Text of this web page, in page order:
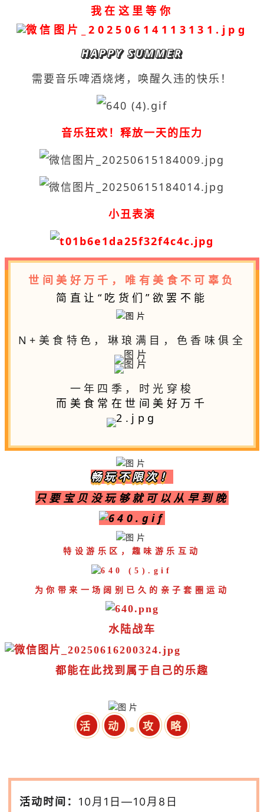
我在这里等你
HAPPY SUMMER
需要音乐啤酒烧烤，唤醒久违的快乐！
音乐狂欢！释放一天的压力
小丑表演
世间美好万千，唯有美食不可辜负
简直让“吃货们”欲罢不能
N+美食特色，琳琅满目，色香味俱全
一年四季，时光穿梭
而美食常在世间美好万千
畅玩不限次！
只要宝贝没玩够就可以从早到晚
特设游乐区，趣味游乐互动
为你带来一场阔别已久的亲子套圈运动
水陆战车
都能在此找到属于自己的乐趣
活 动 攻 略
活动时间： 10月1日—10月8日